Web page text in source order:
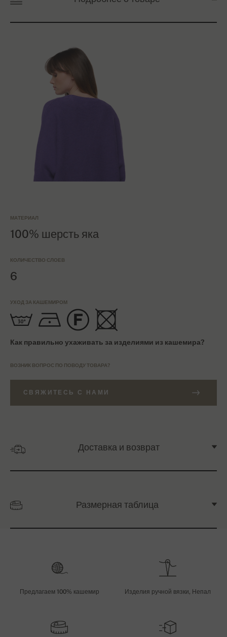
МАТЕРИАЛ
100% шерсть яка
КОЛИЧЕСТВО СЛОЕВ
6
УХОД ЗА КАШЕМИРОМ
Как правильно ухаживать за изделиями из кашемира?
ВОЗНИК ВОПРОС ПО ПОВОДУ ТОВАРА?
СВЯЖИТЕСЬ С НАМИ
Доставка и возврат
Размерная таблица
Предлагаем 100% кашемир Изделия ручной вязки, Непал